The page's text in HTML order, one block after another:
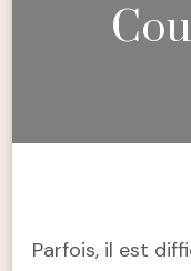
Parfois, il est